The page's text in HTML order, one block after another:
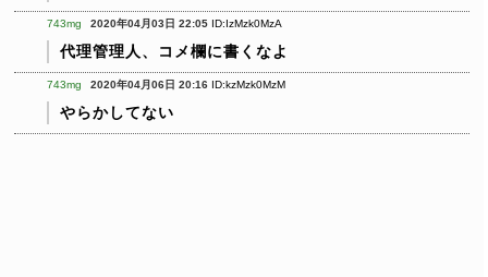
743mg 2020年04月03日 22:05 ID:IzMzk0MzA
代理管理人、コメ欄に書くなよ
743mg 2020年04月06日 20:16 ID:kzMzk0MzM
やらかしてない